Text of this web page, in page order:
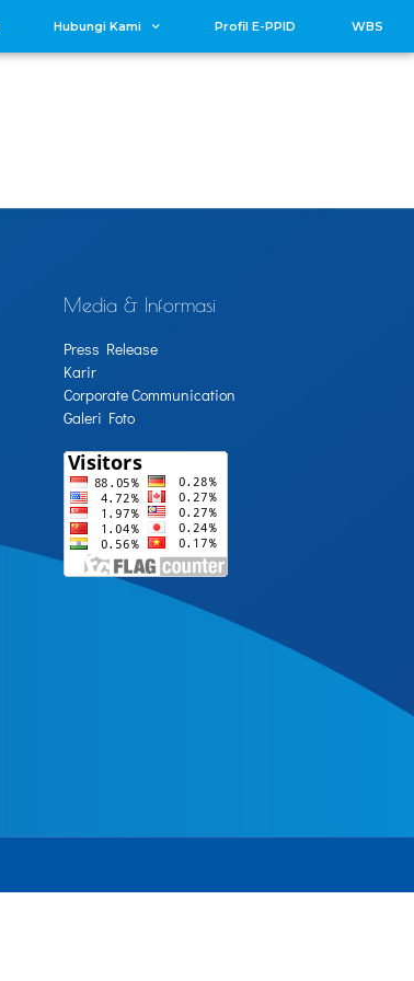
Hubungi Kami Profil E-PPID WBS
Media & Informasi
Press Release
Karir
Corporate Communication
Galeri Foto